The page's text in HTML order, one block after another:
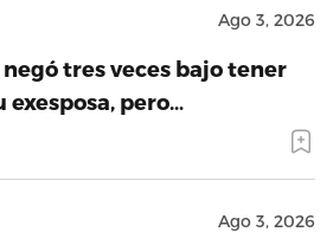
Ago 3, 2026
negó tres veces bajo tener
exesposa, pero…
Ago 3, 2026